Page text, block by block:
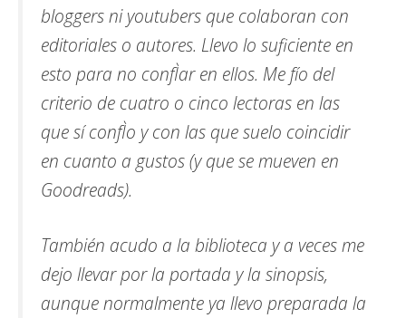
bloggers ni youtubers que colaboran con
editoriales o autores. Llevo lo suficiente en
esto para no confÌar en ellos. Me fío del
criterio de cuatro o cinco lectoras en las
que sí confÌo y con las que suelo coincidir
en cuanto a gustos (y que se mueven en
Goodreads).
También acudo a la biblioteca y a veces me
dejo llevar por la portada y la sinopsis,
aunque normalmente ya llevo preparada la